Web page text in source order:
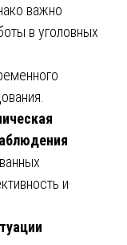
важно
в уголовных
и